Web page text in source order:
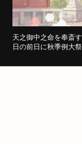
天之御中之命を奉斎
日の前日に秋季例大